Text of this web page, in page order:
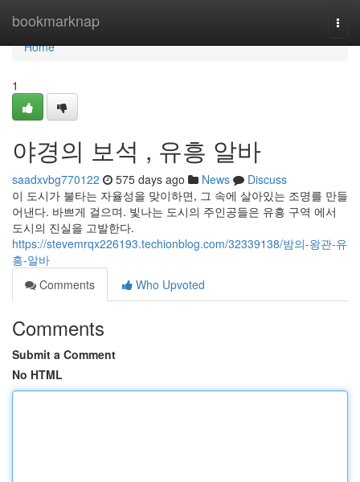
bookmarknap
Home
Home
1
야경의 보석 , 유흥 알바
saadxvbg770122 575 days ago News
Discuss
이 도시가 불타는 자율성을 맞이하면, 그 속에 살아있는 조명를 만들
어낸다. 바쁘게 걸으며. 빛나는 도시의 주인공들은 유흥 구역 에서
도시의 진실을 고발한다.
https://stevemrqx226193.techionblog.com/32339138/밤의-왕관-유
흥-알바
Comments
Who Upvoted
Comments
Submit a Comment
No HTML